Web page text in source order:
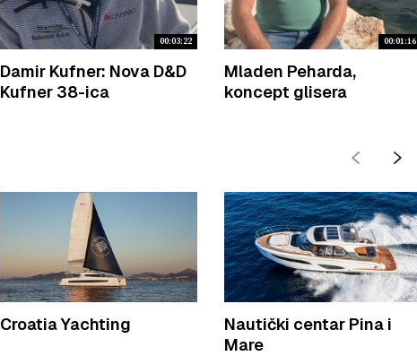
00:03:22
Damir Kufner: Nova D&D
Kufner 38-ica
00:01:16
Mladen Peharda,
koncept glisera
Croatia Yachting
Nautički centar Pina i
Mare